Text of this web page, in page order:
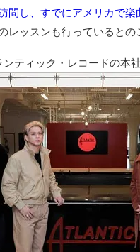
問し、すでにアメリカで楽
レッスンも行っているとの
ンティック・レコードの本